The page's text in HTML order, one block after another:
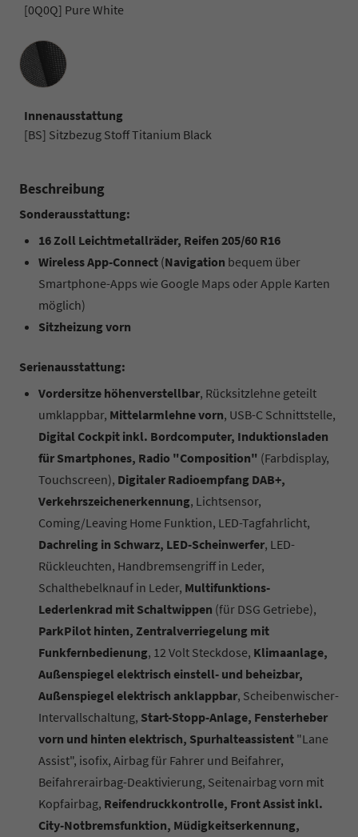
[0Q0Q] Pure White
Innenausstattung
Innenausstattung
[BS] Sitzbezug Stoff Titanium Black
Beschreibung
Sonderausstattung:
16 Zoll Leichtmetallräder, Reifen 205/60 R16
Wireless App-Connect (Navigation bequem über
Smartphone-Apps wie Google Maps oder Apple Karten
möglich)
Sitzheizung vorn
Serienausstattung:
Vordersitze höhenverstellbar, Rücksitzlehne geteilt
umklappbar, Mittelarmlehne vorn, USB-C Schnittstelle,
Digital Cockpit inkl. Bordcomputer, Induktionsladen
für Smartphones, Radio "Composition" (Farbdisplay,
Touchscreen), Digitaler Radioempfang DAB+,
Verkehrszeichenerkennung, Lichtsensor,
Coming/Leaving Home Funktion, LED-Tagfahrlicht,
Dachreling in Schwarz, LED-Scheinwerfer, LED-
Rückleuchten, Handbremsengriff in Leder,
Schalthebelknauf in Leder, Multifunktions-
Lederlenkrad mit Schaltwippen (für DSG Getriebe),
ParkPilot hinten, Zentralverriegelung mit
Funkfernbedienung, 12 Volt Steckdose, Klimaanlage,
Außenspiegel elektrisch einstell- und beheizbar,
Außenspiegel elektrisch anklappbar, Scheibenwischer-
Intervallschaltung, Start-Stopp-Anlage, Fensterheber
vorn und hinten elektrisch, Spurhalteassistent "Lane
Assist", isofix, Airbag für Fahrer und Beifahrer,
Beifahrerairbag-Deaktivierung, Seitenairbag vorn mit
Kopfairbag, Reifendruckkontrolle, Front Assist inkl.
City-Notbremsfunktion, Müdigkeitserkennung,